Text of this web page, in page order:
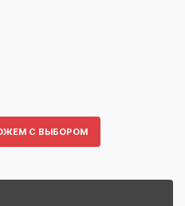
С ВЫБОРОМ